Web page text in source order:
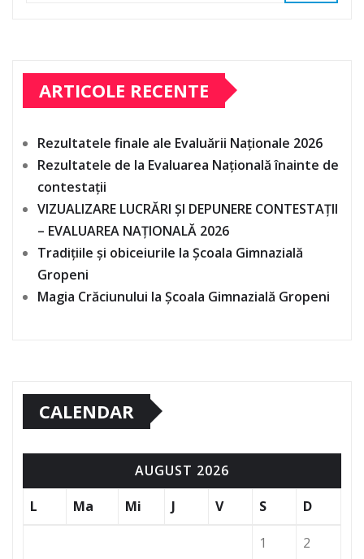
ARTICOLE RECENTE
Rezultatele finale ale Evaluării Naționale 2026
Rezultatele de la Evaluarea Națională înainte de
contestații
VIZUALIZARE LUCRĂRI ȘI DEPUNERE CONTESTAȚII
– EVALUAREA NAȚIONALĂ 2026
Tradițiile și obiceiurile la Școala Gimnazială
Gropeni
Magia Crăciunului la Școala Gimnazială Gropeni
CALENDAR
AUGUST 2026
L
Ma Mi J V S D
1
2